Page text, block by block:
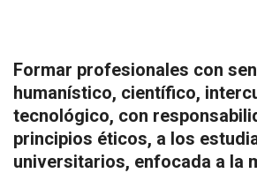
Formar profesionales con
humanístico, científico,
tecnológico, con
principios éticos, a los
universitarios, enfocada a la